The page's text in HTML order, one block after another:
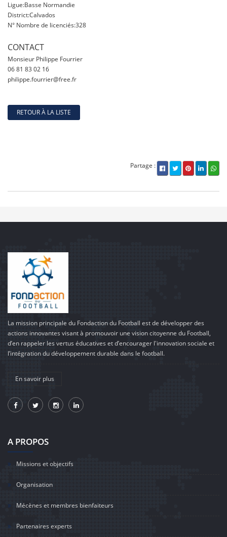
Ligue:Basse Normandie
District:Calvados
N° Nombre de licenciés:328
CONTACT
Monsieur Philippe Fourrier
06 81 83 02 16
philippe.fourrier@free.fr
RETOUR À LA LISTE
Partage :
La mission principale du Fondaction du Football est de développer des
actions innovantes visant à promouvoir une vision citoyenne du Football,
d’en rappeler les vertus éducatives et d’encourager l'innovation sociale et
l’intégration du développement durable dans le football.
En savoir plus
A PROPOS
Missions et objectifs
Organisation
Mécènes et membres bienfaiteurs
Partenaires experts